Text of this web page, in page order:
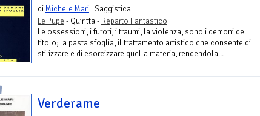
di Michele Mari | Saggistica
Le Pupe - Quiritta - Reparto Fantastico
Le ossessioni, i furori, i traumi, la violenza, sono i demoni del
titolo; la pasta sfoglia, il trattamento artistico che consente di
stilizzare e di esorcizzare quella materia, rendendola...
Verderame